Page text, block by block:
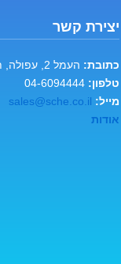
יצירת קשר
כתובת: העמל 2, עפולה, ת.ד 60
טלפון:
מייל: sales@sche.co.il
אודות